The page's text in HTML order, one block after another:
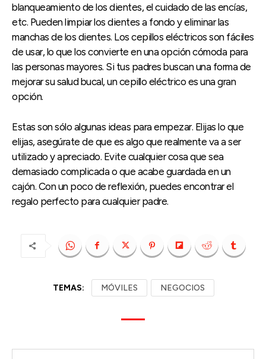
blanqueamiento de los dientes, el cuidado de las encías,
etc. Pueden limpiar los dientes a fondo y eliminar las
manchas de los dientes. Los cepillos eléctricos son fáciles
de usar, lo que los convierte en una opción cómoda para
las personas mayores. Si tus padres buscan una forma de
mejorar su salud bucal, un cepillo eléctrico es una gran
opción.
Estas son sólo algunas ideas para empezar. Elijas lo que
elijas, asegúrate de que es algo que realmente va a ser
utilizado y apreciado. Evite cualquier cosa que sea
demasiado complicada o que acabe guardada en un
cajón. Con un poco de reflexión, puedes encontrar el
regalo perfecto para cualquier padre.
TEMAS: MÓVILES NEGOCIOS